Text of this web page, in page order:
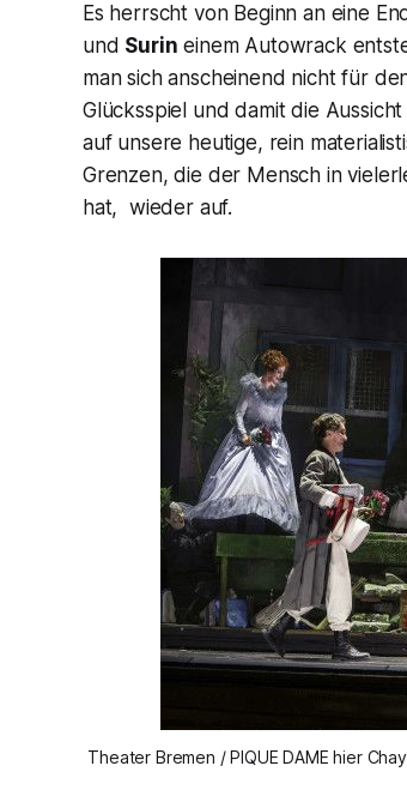
Es herrscht von Beginn an eine
und Surin einem Autowrack
man sich anscheinend nicht für
Glücksspiel und damit die
auf unsere heutige, rein
Grenzen, die der Mensch in
hat, wieder auf.
Theater Bremen / PIQUE DAME hier